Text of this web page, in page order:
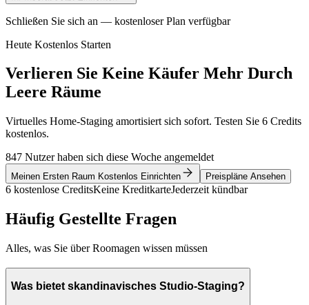
Schließen Sie sich an — kostenloser Plan verfügbar
Heute Kostenlos Starten
Verlieren Sie Keine Käufer Mehr Durch
Leere Räume
Virtuelles Home-Staging amortisiert sich sofort. Testen Sie 6 Credits
kostenlos.
847 Nutzer haben sich diese Woche angemeldet
Meinen Ersten Raum Kostenlos Einrichten Preispläne Ansehen
6 kostenlose CreditsKeine KreditkarteJederzeit kündbar
Häufig Gestellte Fragen
Alles, was Sie über Roomagen wissen müssen
Was bietet skandinavisches Studio-Staging?